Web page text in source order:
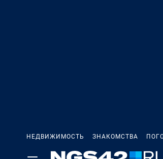
НЕДВИЖИМОСТЬ ЗНАКОМСТВА